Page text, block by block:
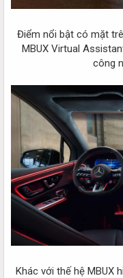
Điểm nổi bật có mặt
MBUX Virtual
công
Khác với thế hệ MBUX